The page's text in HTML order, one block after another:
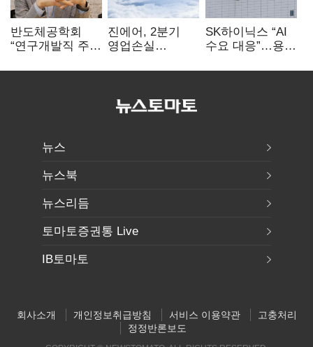
반도체공학회
“연구개발직 주
개선해야”
진에어, 2분기
영업손실
상승 여파
SK하이닉스 “AI
수요 대응”…용인
투자
뉴스
뉴스북
뉴스리듬
토마토증권통 Live
IB토마토
회사소개 개인정보취급방침 서비스 이용약관
고충처리
정정반론보도